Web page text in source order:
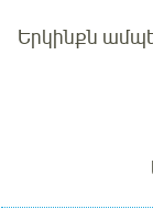
Երկինքն